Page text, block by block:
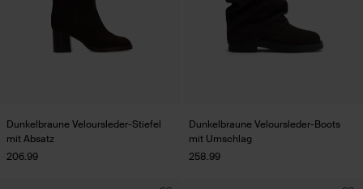
Dunkelbraune Veloursleder-Stiefel
mit Absatz
206.99
Dunkelbraune Veloursleder-Boots
mit Umschlag
258.99